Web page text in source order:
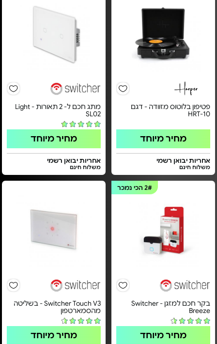
פטיפון בלוטוס מזוודה - דגם
HRT-10
מחיר מיוחד
אחריות יבואן רשמי
משלוח חינם
מתג חכם ל- 2 תאורות - Light
SL02
מחיר מיוחד
אחריות יבואן רשמי
משלוח חינם
2#הכי נמכר
בקר חכם למזגן - Switcher
Breeze
מחיר מיוחד
Switcher Touch V3 - בשליטה
מהסמארטפון
מחיר מיוחד